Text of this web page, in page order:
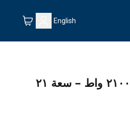
English
مكنسة كهربائية اسطوانية من هيتاشي – قوة ٢١٠٠ واط – سعة ٢١